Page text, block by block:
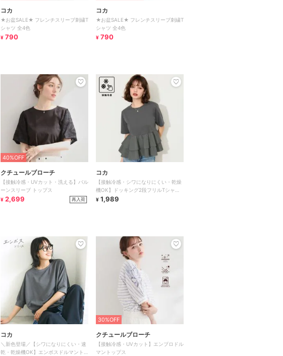
コカ
★お盆SALE★ フレンチスリーブ刺繍T
シャツ 全4色
¥ 790
コカ
★お盆SALE★ フレンチスリーブ刺繍T
シャツ 全4色
¥ 790
40%OFF
クチュールブローチ
【接触冷感・UVカット・洗える】バル
ーンスリーブ トップス
¥ 2,699 再入荷
コカ
【接触冷感・シワになりにくい・乾燥
機OK】ドッキング2段フリルTシャツ
全2色
¥ 1,989
コカ
＼新色登場／【シワになりにくい・速
乾・乾燥機OK】エンボスドルマント
30%OFF
クチュールブローチ
【接触冷感・UVカット】エンブロドル
マントップス